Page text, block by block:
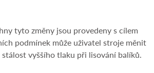
tyto změny jsou provedeny s cílem
podmínek může uživatel stroje měnit
vyššího tlaku při lisování balíků.